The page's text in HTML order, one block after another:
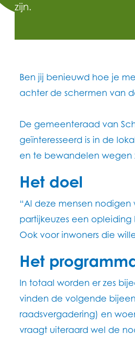
zijn.
Ben jij benieuwd hoe je
achter de schermen van
De gemeenteraad van
geïnteresseerd is in de
en te bewandelen wegen
Het doel
“Al deze mensen nodigen
partijkeuzes een
Ook voor inwoners die
Het
In totaal worden er zes
vinden de volgende
raadsvergadering) en
vraagt uiteraard wel de